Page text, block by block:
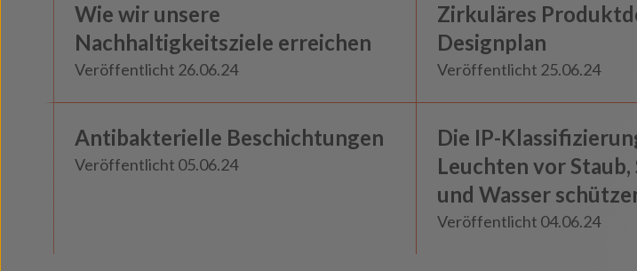
Insights
Wie wir unsere
Nachhaltigkeitsziele erreichen
Veröffentlicht 26.06.24
Insights
Zirkuläres
Designplan
Veröffentlicht 25.06.24
Antibakterielle Beschichtungen
Veröffentlicht 05.06.24
Insights
Die IP-
Leuchten vor Staub,
und Wasser
Veröffentlicht 04.06.24